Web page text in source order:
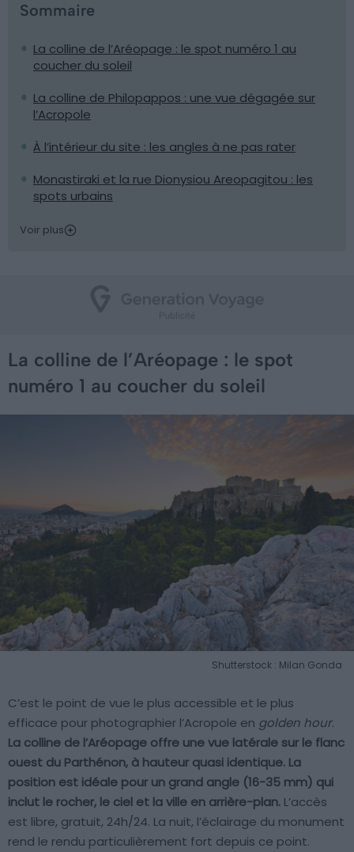
Sommaire
La colline de l’Aréopage : le spot numéro 1 au
coucher du soleil
La colline de Philopappos : une vue dégagée sur
l’Acropole
À l’intérieur du site : les angles à ne pas rater
Monastiraki et la rue Dionysiou Areopagitou : les
spots urbains
Voir plus
La colline de l’Aréopage : le spot
numéro 1 au coucher du soleil
Shutterstock : Milan Gonda
C’est le point de vue le plus accessible et le plus
efficace pour photographier l’Acropole en golden hour.
La colline de l’Aréopage offre une vue latérale sur le flanc
ouest du Parthénon, à hauteur quasi identique. La
position est idéale pour un grand angle (16-35 mm) qui
inclut le rocher, le ciel et la ville en arrière-plan. L’accès
est libre, gratuit, 24h/24. La nuit, l’éclairage du monument
rend le rendu particulièrement fort depuis ce point.